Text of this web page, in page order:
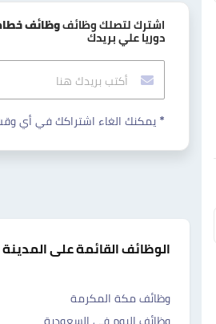
اشترك لتصلك وظائفوظائف
دوريا علي بريدك
* يمكنك الغاء اشتراكك في أي
الوظائف القائمة على المدينة
وظائف مكة المكرمة
وظائف اليوم في السعودية